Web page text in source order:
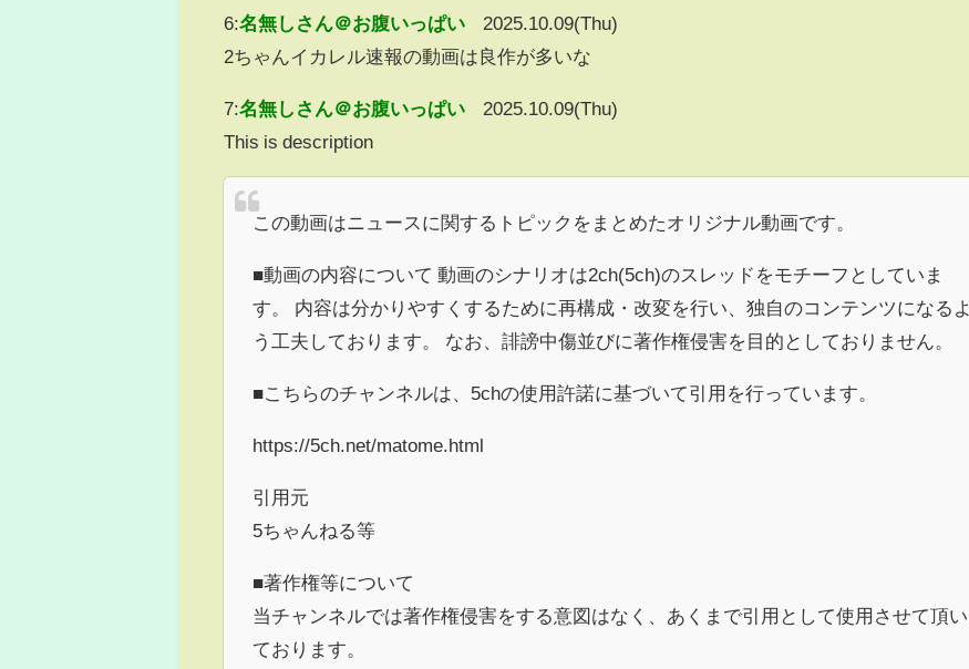
6:名無しさん＠お腹いっぱい
2025.10.09(Thu)
2ちゃんイカレル速報の動画は良作が多いな
7:名無しさん＠お腹いっぱい
2025.10.09(Thu)
This is description
この動画はニュースに関するトピックをまとめたオリジナル動画です。
■動画の内容について 動画のシナリオは2ch(5ch)のスレッドをモチーフとしていま
す。 内容は分かりやすくするために再構成・改変を行い、独自のコンテンツになるよ
う工夫しております。 なお、誹謗中傷並びに著作権侵害を目的としておりません。
■こちらのチャンネルは、5chの使用許諾に基づいて引用を行っています。
https://5ch.net/matome.html
引用元
5ちゃんねる等
■著作権等について
当チャンネルでは著作権侵害をする意図はなく、あくまで引用として使用させて頂い
ております。